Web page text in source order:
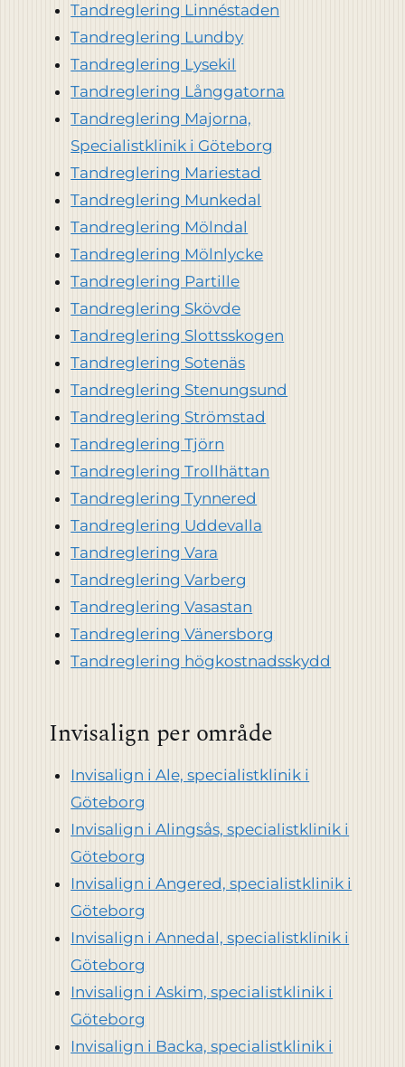
Tandreglering Linnéstaden
Tandreglering Lundby
Tandreglering Lysekil
Tandreglering Långgatorna
Tandreglering Majorna,
Specialistklinik i Göteborg
Tandreglering Mariestad
Tandreglering Munkedal
Tandreglering Mölndal
Tandreglering Mölnlycke
Tandreglering Partille
Tandreglering Skövde
Tandreglering Slottsskogen
Tandreglering Sotenäs
Tandreglering Stenungsund
Tandreglering Strömstad
Tandreglering Tjörn
Tandreglering Trollhättan
Tandreglering Tynnered
Tandreglering Uddevalla
Tandreglering Vara
Tandreglering Varberg
Tandreglering Vasastan
Tandreglering Vänersborg
Tandreglering högkostnadsskydd
Invisalign per område
Invisalign i Ale, specialistklinik i
Göteborg
Invisalign i Alingsås, specialistklinik i
Göteborg
Invisalign i Angered, specialistklinik i
Göteborg
Invisalign i Annedal, specialistklinik i
Göteborg
Invisalign i Askim, specialistklinik i
Göteborg
Invisalign i Backa, specialistklinik i